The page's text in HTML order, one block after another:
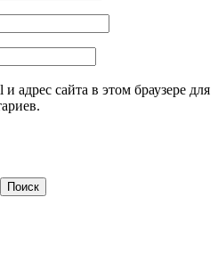
адрес сайта в этом браузере для
Поиск